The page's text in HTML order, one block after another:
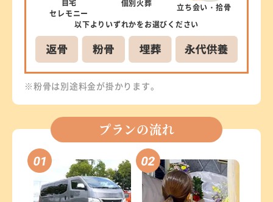
セレモニー
個別火葬 立ち会い ・拾骨
以下より いずれかをお選びください
※粉骨は別途料金が掛かります。
プランの流れ